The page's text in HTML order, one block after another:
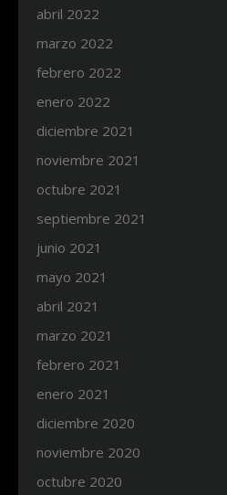
abril 2022
marzo 2022
febrero 2022
enero 2022
diciembre 2021
noviembre 2021
octubre 2021
septiembre 2021
junio 2021
mayo 2021
abril 2021
marzo 2021
febrero 2021
enero 2021
diciembre 2020
noviembre 2020
octubre 2020